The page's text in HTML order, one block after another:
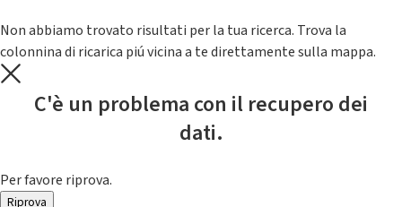
Non abbiamo trovato risultati per la tua ricerca. Trova la
colonnina di ricarica piú vicina a te direttamente sulla mappa.
C'è un problema con il recupero dei
dati.
Per favore riprova.
Riprova